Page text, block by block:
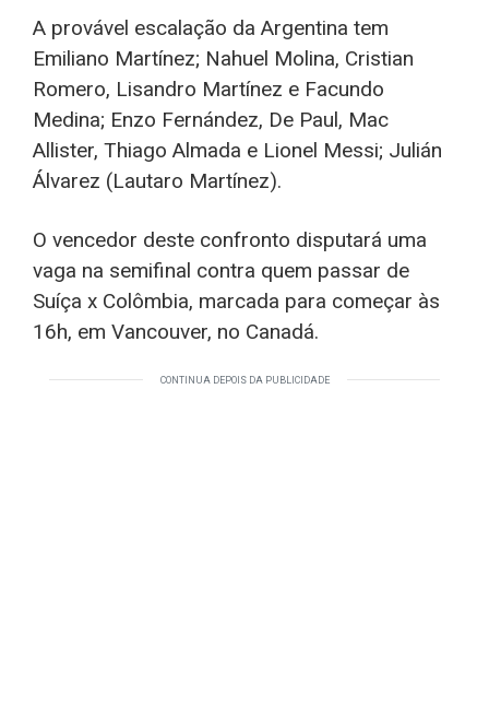
A provável escalação da Argentina tem
Emiliano Martínez; Nahuel Molina, Cristian
Romero, Lisandro Martínez e Facundo
Medina; Enzo Fernández, De Paul, Mac
Allister, Thiago Almada e Lionel Messi; Julián
Álvarez (Lautaro Martínez).
O vencedor deste confronto disputará uma
vaga na semifinal contra quem passar de
Suíça x Colômbia, marcada para começar às
16h, em Vancouver, no Canadá.
CONTINUA DEPOIS DA PUBLICIDADE